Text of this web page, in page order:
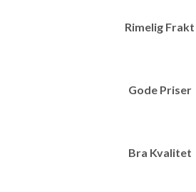
Rimelig Frakt
Gode Priser
Bra Kvalitet